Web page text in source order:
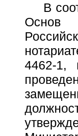
В
Основ
4462-1,